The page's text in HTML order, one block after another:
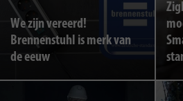
We zijn vereerd!
Brennenstuhl is merk van
de eeuw